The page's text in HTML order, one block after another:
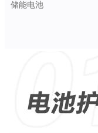
储能电池